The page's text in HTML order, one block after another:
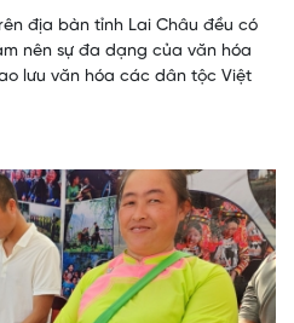
địa bàn tỉnh Lai Châu đều có
nên sự đa dạng của văn hóa
lưu văn hóa các dân tộc Việt